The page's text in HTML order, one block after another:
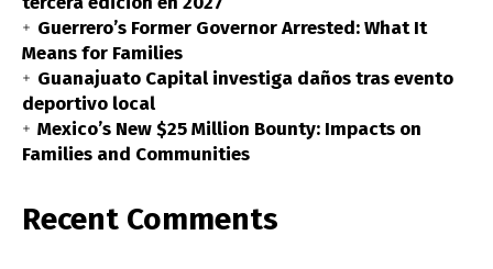
Guerrero’s Former Governor Arrested: What It
Means for Families
Guanajuato Capital investiga daños tras evento
deportivo local
Mexico’s New $25 Million Bounty: Impacts on
Families and Communities
Recent Comments